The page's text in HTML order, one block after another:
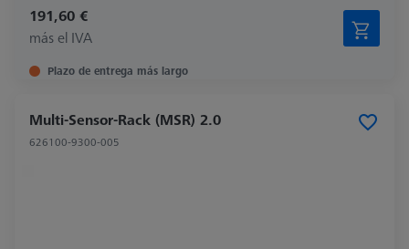
191,60 €
más el IVA
Plazo de entrega más largo
Multi-Sensor-Rack (MSR) 2.0
626100-9300-005